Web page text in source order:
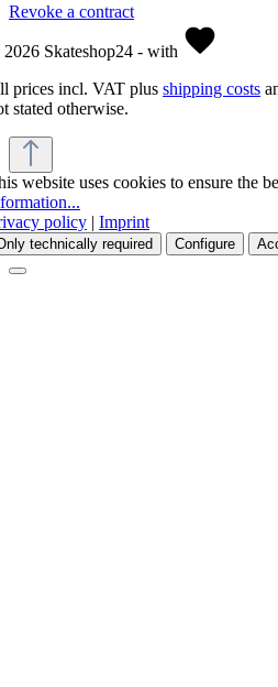
Revoke a contract
Skateshop24 - with
prices incl. VAT plus shipping costs
stated otherwise.
website uses cookies to ensure the
policy | Imprint
technically required Configure